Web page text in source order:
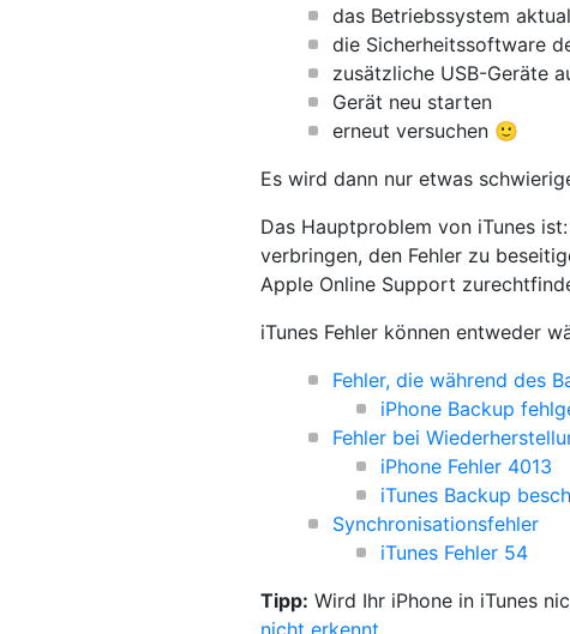
das Betriebssystem
die Sicherheitssoftware
zusätzliche USB-Geräte
Gerät neu starten
erneut versuchen 🙂
Es wird dann nur etwas
Das Hauptproblem von iTunes
verbringen, den Fehler zu
Apple Online Support
iTunes Fehler können entweder
Fehler, die während des
iPhone Backup
Fehler bei
iPhone Fehler 4013
iTunes Backup
Synchronisationsfehler
iTunes Fehler 54
Tipp: Wird Ihr iPhone in iTunes